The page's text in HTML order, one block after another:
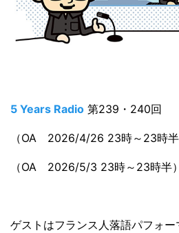
5 Years Radio 第239・240回
（OA 2026/4/26 23時～23時半
（OA 2026/5/3 23時～23時半）
ゲストはフランス人落語パフォー